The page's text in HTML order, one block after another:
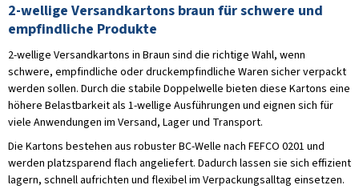
2-wellige Versandkartons braun für schwere und
empfindliche Produkte
2-wellige Versandkartons in Braun sind die richtige Wahl, wenn
schwere, empfindliche oder druckempfindliche Waren sicher verpackt
werden sollen. Durch die stabile Doppelwelle bieten diese Kartons eine
höhere Belastbarkeit als 1-wellige Ausführungen und eignen sich für
viele Anwendungen im Versand, Lager und Transport.
Die Kartons bestehen aus robuster BC-Welle nach FEFCO 0201 und
werden platzsparend flach angeliefert. Dadurch lassen sie sich effizient
lagern, schnell aufrichten und flexibel im Verpackungsalltag einsetzen.